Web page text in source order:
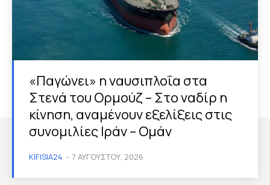
«Παγώνει» η ναυσιπλοΐα στα
Στενά του Ορμούζ – Στο ναδίρ η
κίνηση, αναμένουν εξελίξεις στις
συνομιλίες Ιράν – Ομάν
KIFISIA24 - 7 ΑΥΓΟΎΣΤΟΥ, 2026